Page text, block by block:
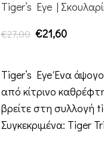
Tiger’s Eye |
€27,00 €21,60
Tiger’s Eye Ένα
από κίτρινο
βρείτε στη συλλογή
Συγκεκριμένα: Tiger